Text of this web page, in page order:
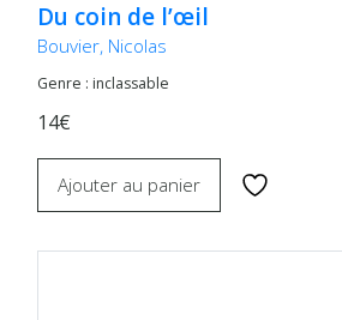
Du coin de l’œil
Bouvier, Nicolas
Genre : inclassable
14€
Ajouter au panier